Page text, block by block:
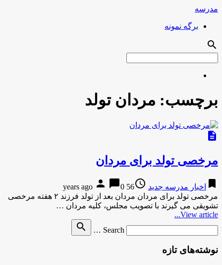
مدرسه
برگه نمونه
search
برچسب: مردان تولد
description
مرخصی تولد برای مردان
bookmark اخبار مدرسه جدید access_time
56 years ago
person chat_bubble0
مرخصی تولد برای مردان مردان بعد از تولد فرزند ۲ هفته مرخصی
تشویقی می گیرند با تصویب مجلس، کلیه مردان …
View article...
Search …
search
نوشته‌های تازه